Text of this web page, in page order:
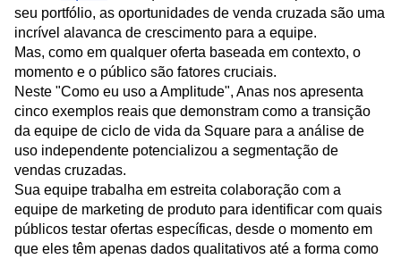
Dados
Governança de dados
Integrações
Segurança e privacidade
Dados
Engenharia
Marketing
Executivo
Tamanho
Startups
Empresarial
Parceiros
Suporte e serviços
Central de ajuda para clientes
Hub de desenvolvedores
Academia e treinamento
Sucesso do cliente
Atualizações de produtos
Ferramentas
Benchmarks
Biblioteca de prompts
Modelos
Guias de acompanhamento
Modelo de maturidade
Data
Data Governance
Data Management
Data Tables
Digital Experience Maturity
Digital Native
Digital Transformer
EMEA
Ecommerce
Employee Resource Group
Engagement
Engineering
Event Tracking
Experimentation
Feature Adoption
Financial Services
Funnel Analysis
Getting Started
Google Analytics
Growth
Healthcare
How I Amplitude
Implementation Integration
LATAM
LLM Life at Amplitude
MCP
Machine Learning
Marketing Analytics
Media and Entertainment
Metrics
seu portfólio, as oportunidades de venda cruzada são uma
incrível alavanca de crescimento para a equipe.
Mas, como em qualquer oferta baseada em contexto, o
momento e o público são fatores cruciais.
Neste "Como eu uso a Amplitude", Anas nos apresenta
cinco exemplos reais que demonstram como a transição
da equipe de ciclo de vida da Square para a análise de
uso independente potencializou a segmentação de
vendas cruzadas.
Sua equipe trabalha em estreita colaboração com a
equipe de marketing de produto para identificar com quais
públicos testar ofertas específicas, desde o momento em
que eles têm apenas dados qualitativos até a forma como